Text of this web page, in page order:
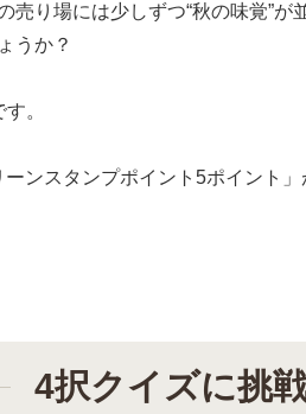
り場には少しずつ“秋の味覚”が
うか？
。
ンスタンプポイント5ポイント」
4択クイズに挑戦